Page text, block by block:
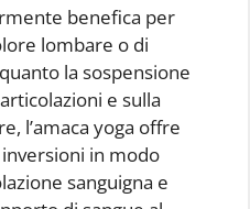
benefica per
lombare o di
la sospensione
e sulla
l’amaca yoga offre
in modo
sanguigna e